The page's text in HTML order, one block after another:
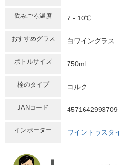
飲みごろ温度 7 - 10℃
おすすめグラス 白ワイングラス
ボトルサイズ 750ml
栓のタイプ コルク
JANコード 4571642993709
インポーター ワイントゥスタ